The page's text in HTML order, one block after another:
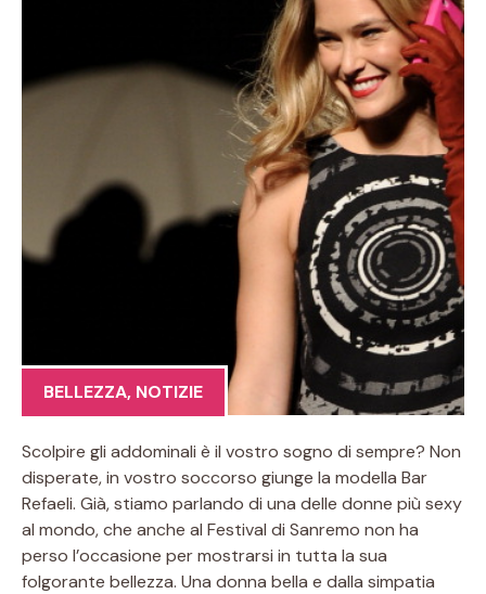
BELLEZZA, NOTIZIE
Scolpire gli addominali è il vostro sogno di sempre? Non
disperate, in vostro soccorso giunge la modella Bar
Refaeli. Già, stiamo parlando di una delle donne più sexy
al mondo, che anche al Festival di Sanremo non ha
perso l’occasione per mostrarsi in tutta la sua
folgorante bellezza. Una donna bella e dalla simpatia